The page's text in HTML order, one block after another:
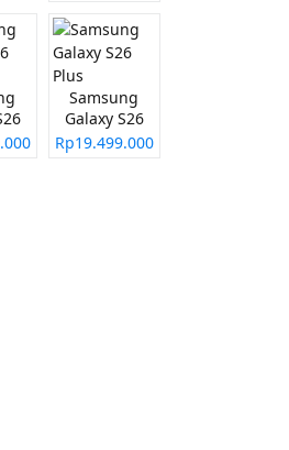
Samsung
Galaxy S26
Plus
Rp19.499.000